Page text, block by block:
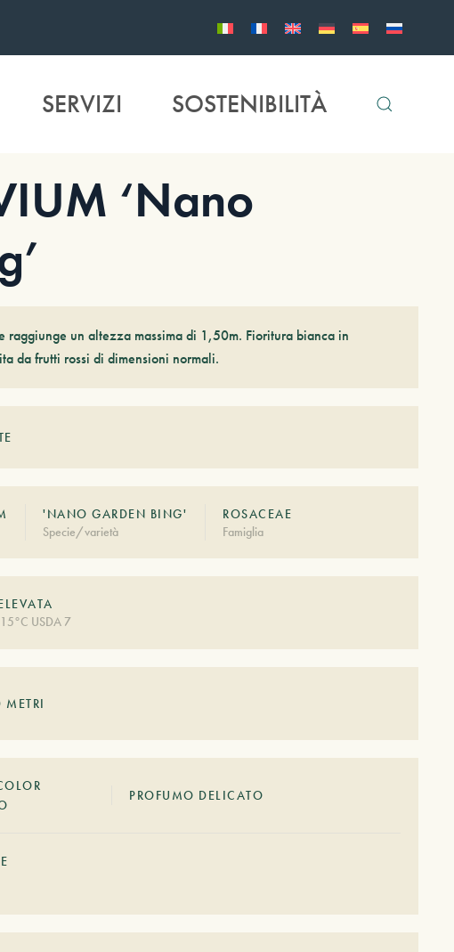
SERVIZI SOSTENIBILITÀ
‘Nano
raggiunge un altezza massima di 1,50m. Fioritura bianca in
da frutti rossi di dimensioni normali.
'NANO GARDEN BING'
Specie/varietà
ROSACEAE
Famiglia
USDA 7
METRI
PROFUMO DELICATO